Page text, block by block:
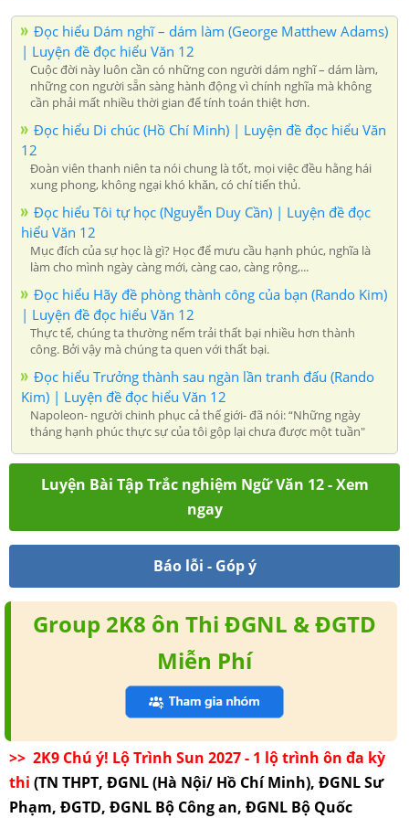
Đọc hiểu Dám nghĩ – dám làm (George Matthew Adams)
| Luyện đề đọc hiểu Văn 12
Cuộc đời này luôn cần có những con người dám nghĩ – dám làm,
những con người sẵn sàng hành động vì chính nghĩa mà không
cần phải mất nhiều thời gian để tính toán thiệt hơn.
Đọc hiểu Di chúc (Hồ Chí Minh) | Luyện đề đọc hiểu Văn
12
Đoàn viên thanh niên ta nói chung là tốt, mọi việc đều hằng hái
xung phong, không ngại khó khǎn, có chí tiến thủ.
Đọc hiểu Tôi tự học (Nguyễn Duy Cần) | Luyện đề đọc
hiểu Văn 12
Mục đích của sự học là gì? Học để mưu cầu hạnh phúc, nghĩa là
làm cho mình ngày càng mới, càng cao, càng rộng,...
Đọc hiểu Hãy đề phòng thành công của bạn (Rando Kim)
| Luyện đề đọc hiểu Văn 12
Thực tế, chúng ta thường nếm trải thất bại nhiều hơn thành
công. Bởi vậy mà chúng ta quen với thất bại.
Đọc hiểu Trưởng thành sau ngàn lần tranh đấu (Rando
Kim) | Luyện đề đọc hiểu Văn 12
Napoleon- người chinh phục cả thế giới- đã nói: “Những ngày
tháng hạnh phúc thực sự của tôi gộp lại chưa được một tuần"
Luyện Bài Tập Trắc nghiệm Ngữ Văn 12 - Xem
ngay
Báo lỗi - Góp ý
Group 2K8 ôn Thi ĐGNL & ĐGTD
Miễn Phí
>> 2K9 Chú ý! Lộ Trình Sun 2027 - 1 lộ trình ôn đa kỳ
thi (TN THPT, ĐGNL (Hà Nội/ Hồ Chí Minh), ĐGNL Sư
Phạm, ĐGTD, ĐGNL Bộ Công an, ĐGNL Bộ Quốc